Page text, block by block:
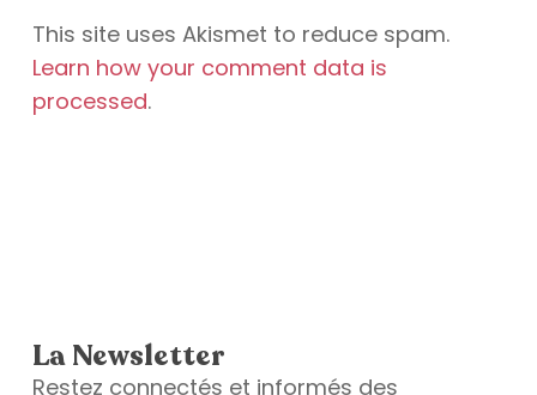
This site uses Akismet to reduce spam.
Learn how your comment data is
processed.
La Newsletter
Restez connectés et informés des